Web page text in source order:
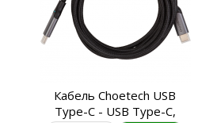
Кабель Choetech USB
Type-C - USB Type-C,